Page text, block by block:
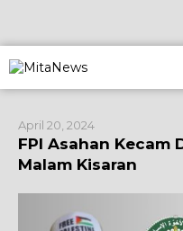
ke
konten
April 20, 2024
FPI Asahan Kecam
Malam Kisaran